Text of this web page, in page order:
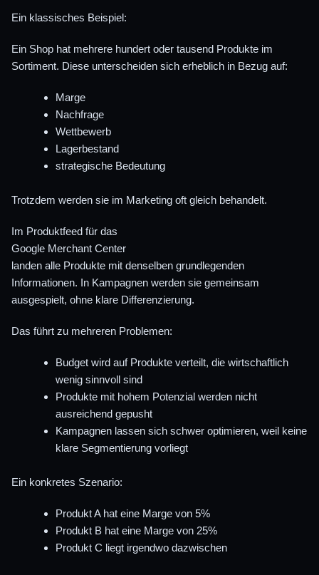
Ein klassisches Beispiel:
Ein Shop hat mehrere hundert oder tausend Produkte im
Sortiment. Diese unterscheiden sich erheblich in Bezug auf:
Marge
Nachfrage
Wettbewerb
Lagerbestand
strategische Bedeutung
Trotzdem werden sie im Marketing oft gleich behandelt.
Im Produktfeed für das
Google Merchant Center
landen alle Produkte mit denselben grundlegenden
Informationen. In Kampagnen werden sie gemeinsam
ausgespielt, ohne klare Differenzierung.
Das führt zu mehreren Problemen:
Budget wird auf Produkte verteilt, die wirtschaftlich
wenig sinnvoll sind
Produkte mit hohem Potenzial werden nicht
ausreichend gepusht
Kampagnen lassen sich schwer optimieren, weil keine
klare Segmentierung vorliegt
Ein konkretes Szenario:
Produkt A hat eine Marge von 5%
Produkt B hat eine Marge von 25%
Produkt C liegt irgendwo dazwischen